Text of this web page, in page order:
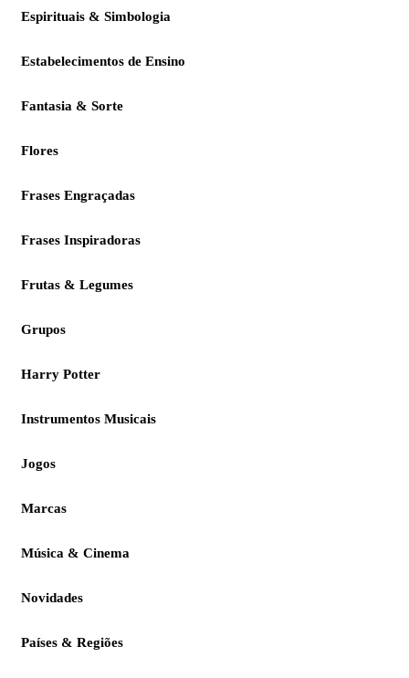
Espirituais & Simbologia
Estabelecimentos de Ensino
Fantasia & Sorte
Flores
Frases Engraçadas
Frases Inspiradoras
Frutas & Legumes
Grupos
Harry Potter
Instrumentos Musicais
Jogos
Marcas
Música & Cinema
Novidades
Países & Regiões